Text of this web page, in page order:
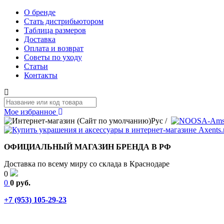
О бренде
Стать дистрибьютором
Таблица размеров
Доставка
Оплата и возврат
Советы по уходу
Статьи
Контакты
Мое избранное
Рус /
ОФИЦИАЛЬНЫЙ МАГАЗИН БРЕНДА В РФ
Доставка по всему миру со склада в Краснодаре
0
0 0 руб.
+7 (953) 105-29-23